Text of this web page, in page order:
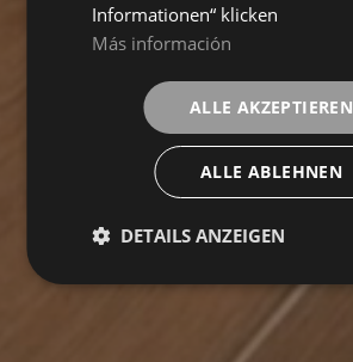
Informationen“ klicken
Más información
ALLE AKZEPTIEREN
ALLE ABLEHNEN
DETAILS ANZEIGEN